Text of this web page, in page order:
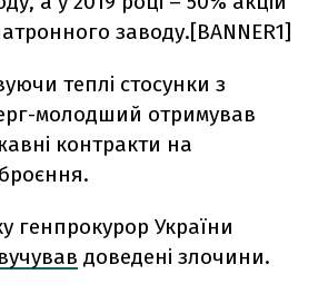
заводу.[BANNER1]
теплі стосунки з
молодший отримував
контракти на
генпрокурор України
доведені злочини.